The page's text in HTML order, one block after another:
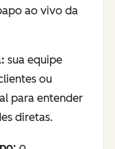
ao vivo da
sua equipe
ou
para entender
diretas.